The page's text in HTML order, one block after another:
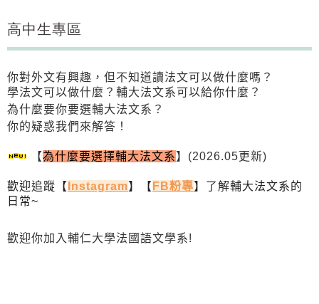
高中生專區
你對外文有興趣， 但不知道讀法文可以做什麼嗎？
學法文可以做什麼？輔大法文系可以給你什麼？
為什麼要你要選輔大法文系？
你的疑惑我們來解答！
【為什麼要選擇輔大法文系】(2026.05更新)
歡迎追蹤【 Instagram】【 FB粉專】了解輔大法文系的
日常~
歡迎你加入輔仁大學法國語文學系!